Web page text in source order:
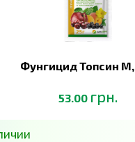
Фунгицид Топсин М,
53.00 грн.